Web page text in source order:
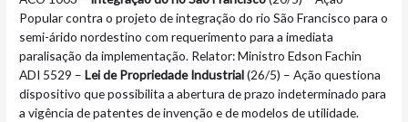
Popular contra o projeto de integração do rio São Francisco para o
semi-árido nordestino com requerimento para a imediata
paralisação da implementação. Relator: Ministro Edson Fachin
ADI 5529 – Lei de Propriedade Industrial(26/5) – Ação questiona
dispositivo que possibilita a abertura de prazo indeterminado para
a vigência de patentes de invenção e de modelos de utilidade.